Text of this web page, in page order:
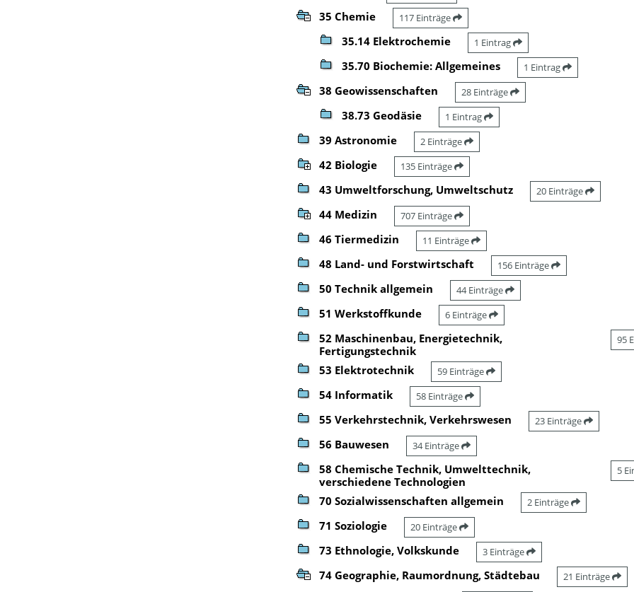
35 Chemie 117 Einträge
35.14 Elektrochemie 1 Eintrag
35.70 Biochemie: Allgemeines 1 Eintrag
38 Geowissenschaften 28 Einträge
38.73 Geodäsie 1 Eintrag
39 Astronomie 2 Einträge
42 Biologie 135 Einträge
43 Umweltforschung, Umweltschutz 20 Einträge
44 Medizin 707 Einträge
46 Tiermedizin 11 Einträge
48 Land- und Forstwirtschaft 156 Einträge
50 Technik allgemein 44 Einträge
51 Werkstoffkunde 6 Einträge
52 Maschinenbau, Energietechnik,
Fertigungstechnik
95
53 Elektrotechnik 59 Einträge
54 Informatik 58 Einträge
55 Verkehrstechnik, Verkehrswesen 23 Einträge
56 Bauwesen 34 Einträge
58 Chemische Technik, Umwelttechnik,
verschiedene Technologien
5
70 Sozialwissenschaften allgemein 2 Einträge
71 Soziologie 20 Einträge
73 Ethnologie, Volkskunde 3 Einträge
74 Geographie, Raumordnung, Städtebau 21 Einträge